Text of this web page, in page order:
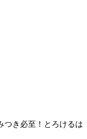
つき必至！とろけるは